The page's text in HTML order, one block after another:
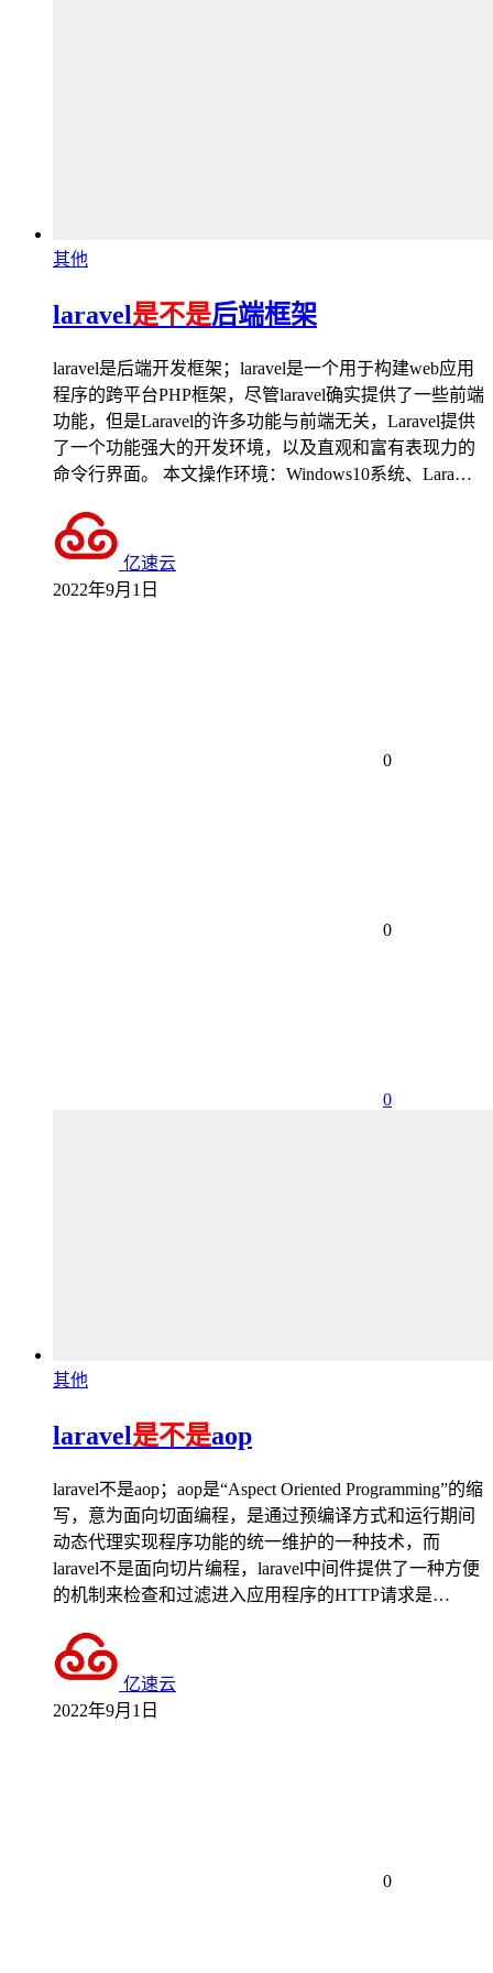
其他
laravel是不是后端框架
laravel是后端开发框架；laravel是一个用于构建web应用
程序的跨平台PHP框架，尽管laravel确实提供了一些前端
功能，但是Laravel的许多功能与前端无关，Laravel提供
了一个功能强大的开发环境，以及直观和富有表现力的
命令行界面。 本文操作环境：Windows10系统、Lara…
亿速云
2022年9月1日
0
0
0
其他
laravel是不是aop
laravel不是aop；aop是“Aspect Oriented Programming”的缩
写，意为面向切面编程，是通过预编译方式和运行期间
动态代理实现程序功能的统一维护的一种技术，而
laravel不是面向切片编程，laravel中间件提供了一种方便
的机制来检查和过滤进入应用程序的HTTP请求是…
亿速云
2022年9月1日
0